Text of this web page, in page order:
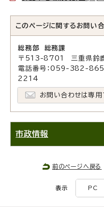
このページに関する お問い
総務部 総務課
〒513-8701 三重県鈴
電話番号：059-382-
2214
お問い合わせは専用
市政情報
前のページへ戻る
表示 PC